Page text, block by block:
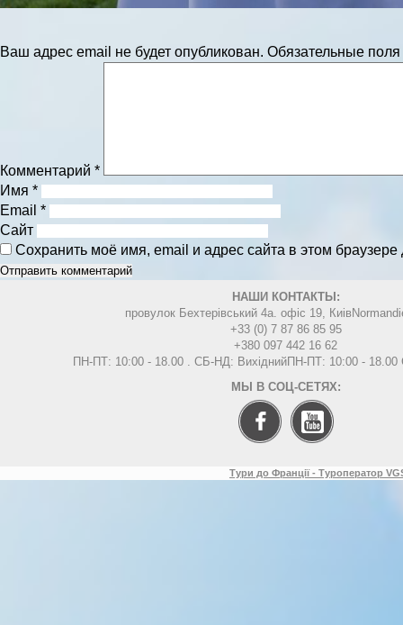
Ваш адрес email не будет опубликован. Обязательные
Комментарий *
Имя *
Email *
Сайт
Сохранить моё имя, email и адрес сайта в этом
НАШИ КОНТАКТЫ:
провулок Бехтерівський 4а. офіс 19, Киів
+33 (0) 7 87 86 85 95
+380 097 442 16 62
ПН-ПТ: 10:00 - 18.00 . СБ-НД: ВихіднийПН-ПТ: 10:00 -
МЫ В СОЦ-СЕТЯХ:
Тури до Франції - Туроператор